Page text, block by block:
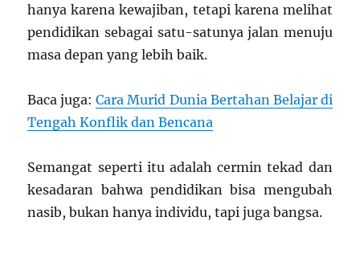
hanya karena kewajiban, tetapi karena melihat
pendidikan sebagai satu-satunya jalan menuju
masa depan yang lebih baik.
Baca juga:Cara Murid Dunia Bertahan Belajar di
Tengah Konflik dan Bencana
Semangat seperti itu adalah cermin tekad dan
kesadaran bahwa pendidikan bisa mengubah
nasib, bukan hanya individu, tapi juga bangsa.